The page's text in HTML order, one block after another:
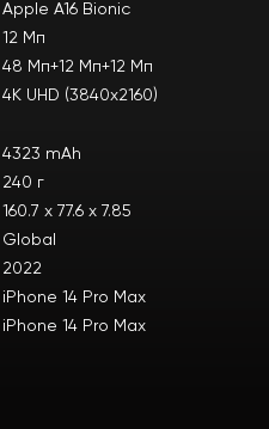
Apple A16 Bionic
12 Мп
48 Мп+12 Мп+12 Мп
4К UHD (3840x2160)
4323 mAh
240 г
160.7 х 77.6 х 7.85
Global
2022
iPhone 14 Pro Max
iPhone 14 Pro Max